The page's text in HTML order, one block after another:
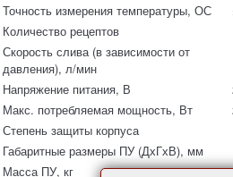
Точность измерения температуры, ОС
Количество рецептов
Скорость слива (в зависимости от
давления), л/мин
Напряжение питания, В
Макс. потребляемая мощность, Вт
Степень защиты корпуса
Габаритные размеры ПУ (ДхГхВ), мм
Масса ПУ, кг